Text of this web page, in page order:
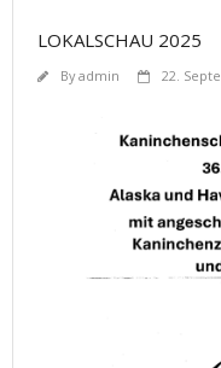
LOKALSCHAU 2025
Byadmin 22.